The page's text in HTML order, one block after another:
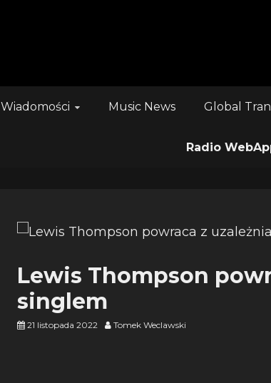
Wiadomości Music News Global
Radio
Lewis Thompson
singlem
21 listopada 2022 Tomek Weclawski